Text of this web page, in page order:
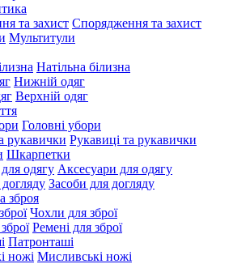
Спорядження та захист
Мультитули
Натільна білизна
Нижній одяг
Верхній одяг
Головні убори
Рукавиці та рукавички
Шкарпетки
Аксесуари для одягу
Засоби для догляду
зброя
Чохли для зброї
Ремені для зброї
Патронташі
Мисливські ножі